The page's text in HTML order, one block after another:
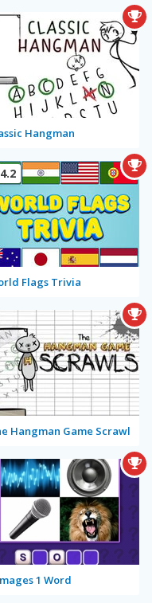
Hangman
Flags Trivia
4.2
Hangman Game Scrawl
1 Word